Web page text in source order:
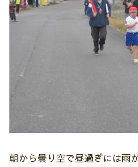
朝から曇り空で昼過ぎには雨